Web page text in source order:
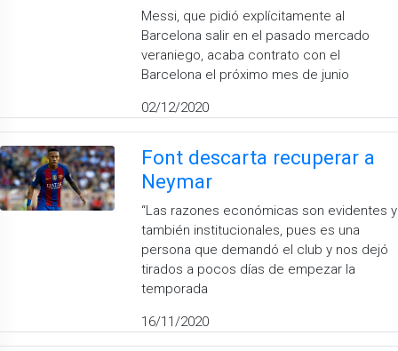
Messi, que pidió explícitamente al
Barcelona salir en el pasado mercado
veraniego, acaba contrato con el
Barcelona el próximo mes de junio
02/12/2020
Font descarta recuperar a
Neymar
“Las razones económicas son evidentes y
también institucionales, pues es una
persona que demandó el club y nos dejó
tirados a pocos días de empezar la
temporada
16/11/2020